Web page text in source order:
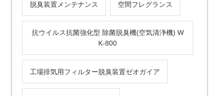
脱臭装置メンテナンス 空間フレグランス
抗ウイルス抗菌強化型 除菌脱臭機(空気清浄機) W
K-800
工場排気用フィルター脱臭装置ゼオガイア